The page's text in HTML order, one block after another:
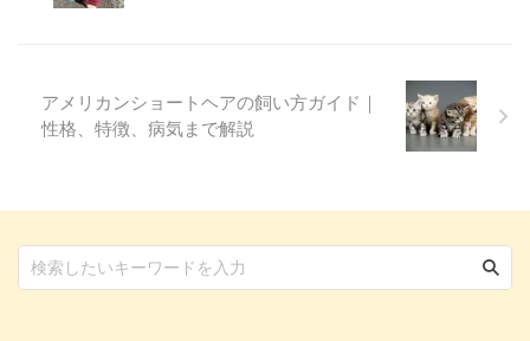
アメリカンショートヘアの飼い方ガイド｜
性格、特徴、病気まで解説